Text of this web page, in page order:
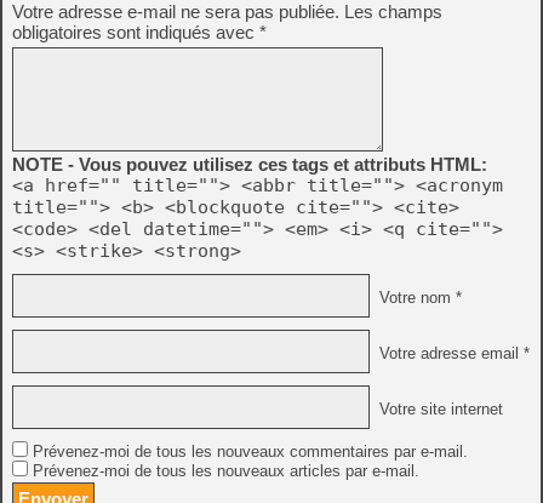
Votre adresse e-mail ne sera pas publiée. Les champs
obligatoires sont indiqués avec *
NOTE - Vous pouvez utilisez ces tags et attributs HTML:
<a href="" title=""> <abbr title=""> <acronym
title=""> <b> <blockquote cite=""> <cite>
<code> <del datetime=""> <em> <i> <q cite="">
<s> <strike> <strong>
Votre nom *
Votre adresse email *
Votre site internet
Prévenez-moi de tous les nouveaux commentaires par e-mail.
Prévenez-moi de tous les nouveaux articles par e-mail.